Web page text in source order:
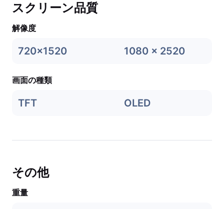
スクリーン品質
解像度
720x1520 1080 x 2520
画面の種類
TFT OLED
その他
重量